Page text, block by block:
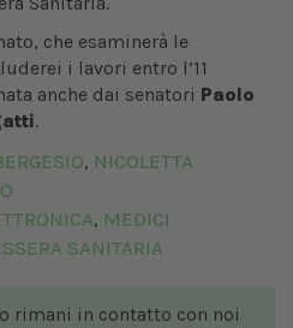
che esaminerà le
i lavori entro l’11
anche dai senatori Paolo
.
, NICOLETTA
, MEDICI
SANITARIA
rimani in contatto con noi